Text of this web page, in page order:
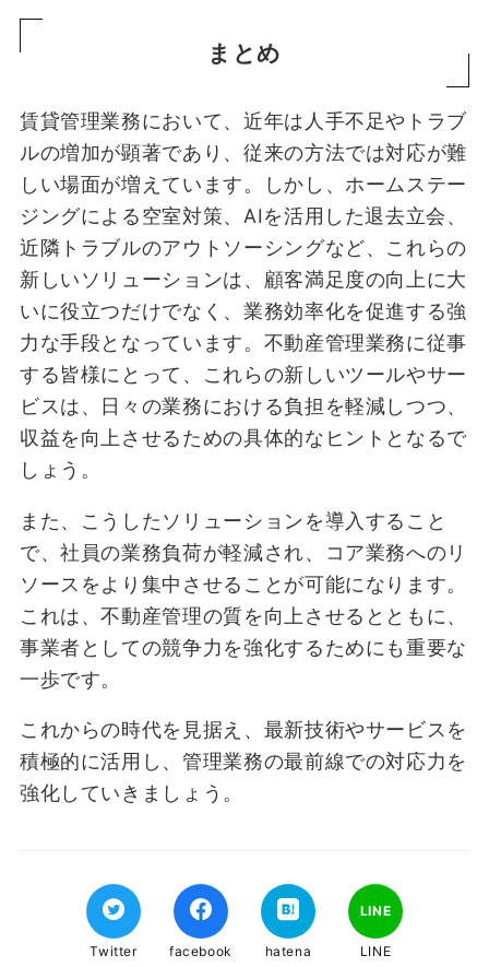
まとめ
賃貸管理業務において、近年は人手不足やトラブ
ルの増加が顕著であり、従来の方法では対応が難
しい場面が増えています。しかし、ホームステー
ジングによる空室対策、AIを活用した退去立会、
近隣トラブルのアウトソーシングなど、これらの
新しいソリューションは、顧客満足度の向上に大
いに役立つだけでなく、業務効率化を促進する強
力な手段となっています。不動産管理業務に従事
する皆様にとって、これらの新しいツールやサー
ビスは、日々の業務における負担を軽減しつつ、
収益を向上させるための具体的なヒントとなるで
しょう。
また、こうしたソリューションを導入すること
で、社員の業務負荷が軽減され、コア業務へのリ
ソースをより集中させることが可能になります。
これは、不動産管理の質を向上させるとともに、
事業者としての競争力を強化するためにも重要な
一歩です。
これからの時代を見据え、最新技術やサービスを
積極的に活用し、管理業務の最前線での対応力を
強化していきましょう。
Twitter facebook hatena
LINE
LINE